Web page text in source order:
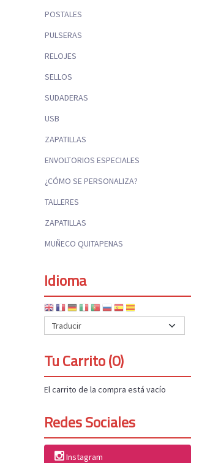
POSTALES
PULSERAS
RELOJES
SELLOS
SUDADERAS
USB
ZAPATILLAS
ENVOLTORIOS ESPECIALES
¿CÓMO SE PERSONALIZA?
TALLERES
ZAPATILLAS
MUÑECO QUITAPENAS
Idioma
Tu Carrito (0)
El carrito de la compra está vacío
Redes Sociales
Instagram